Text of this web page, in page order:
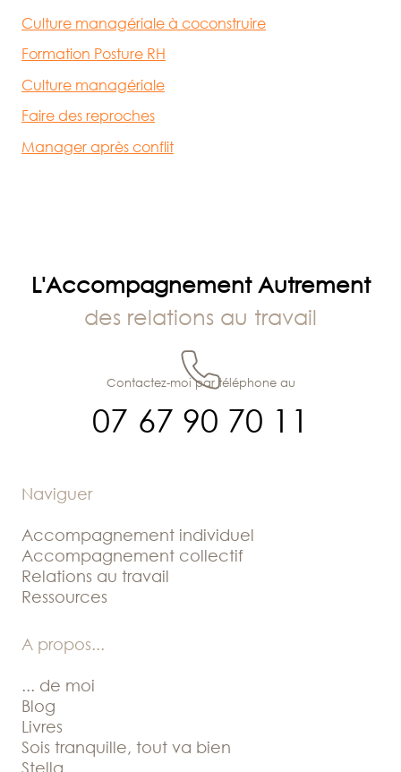
Culture managériale à coconstruire
Formation Posture RH
Culture managériale
Faire des reproches
Manager après conflit
L'Accompagnement Autrement
des relations au travail
07 67 90 70 11
Contactez-moi par téléphone au
Naviguer
Accompagnement individuel
Accompagnement collectif
Relations au travail
Ressources
A propos...
... de moi
Blog
Livres
Sois tranquille, tout va bien
Stella